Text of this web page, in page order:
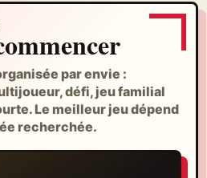
par envie :
défi, jeu familial
Le meilleur jeu dépend
recherchée.